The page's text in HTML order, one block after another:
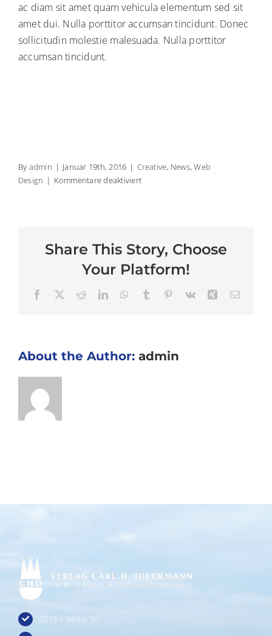
ac diam sit amet quam vehicula elementum sed sit
amet dui. Nulla porttitor accumsan tincidunt. Donec
sollicitudin molestie malesuada. Nulla porttitor
accumsan tincidunt.
By admin | Januar 19th, 2016 | Creative, News,Web
Design | Kommentare deaktiviertfür
amet
tempus
quis.
Share This Story, Choose
Your Platform!
Facebook RedditLinkedInWhatsApp
Tumblr Pinterest
Vk Xing Email
About the Author: admin
05151 9893-30